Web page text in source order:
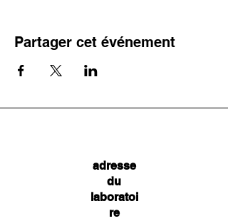
Partager cet événement
adresse
du
laboratoi
re